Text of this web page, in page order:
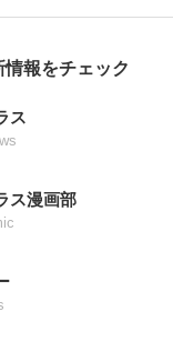
報をチェック
ス
ス漫画部